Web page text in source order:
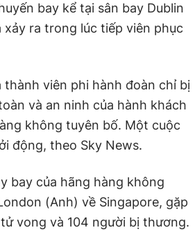
bay kể tại sân bay Dublin
ra trong lúc tiếp viên phục
viên phi hành đoàn chỉ bị
và an ninh của hành khách
không tuyên bố. Một cuộc
động, theo Sky News.
bay của hãng hàng không
(Anh) về Singapore, gặp
vong và 104 người bị thương.